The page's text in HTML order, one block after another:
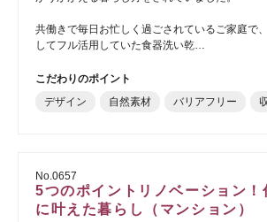
共働きで毎日お忙しく過ごされているご家庭で
してフル活用していた食器洗い乾…
こだわりのポイント
デザイン
自然素材 バリアフリー
No.0657
5つのポイントリノベーション！
に叶えた暮らし（マンション）